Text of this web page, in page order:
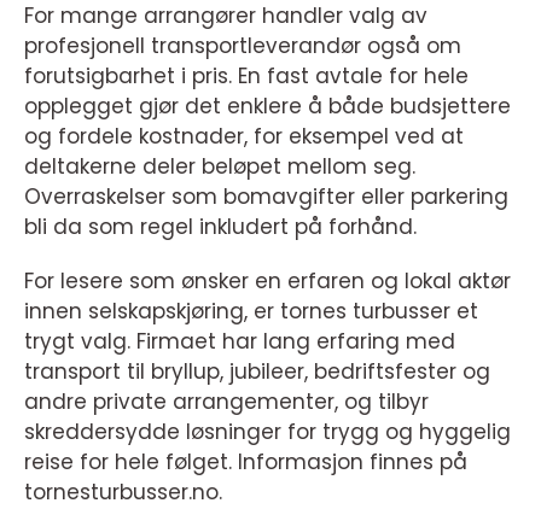
For mange arrangører handler valg av
profesjonell transportleverandør også om
forutsigbarhet i pris. En fast avtale for hele
opplegget gjør det enklere å både budsjettere
og fordele kostnader, for eksempel ved at
deltakerne deler beløpet mellom seg.
Overraskelser som bomavgifter eller parkering
bli da som regel inkludert på forhånd.
For lesere som ønsker en erfaren og lokal aktør
innen selskapskjøring, er tornes turbusser et
trygt valg. Firmaet har lang erfaring med
transport til bryllup, jubileer, bedriftsfester og
andre private arrangementer, og tilbyr
skreddersydde løsninger for trygg og hyggelig
reise for hele følget. Informasjon finnes på
tornesturbusser.no.